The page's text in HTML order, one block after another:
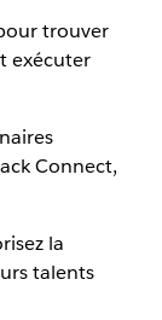
trouver
exécuter
Connect,
la
talents